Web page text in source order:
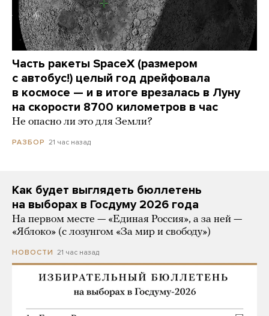
Часть ракеты SpaceX (размером
с автобус!) целый год дрейфовала
в космосе — и в итоге врезалась в Луну
на скорости 8700 километров в час
Не опасно ли это для Земли?
РАЗБОР 21 час назад
Как будет выглядеть бюллетень
на выборах в Госдуму 2026 года
На первом месте — «Единая Россия», а за ней —
«Яблоко» (с лозунгом «За мир и свободу»)
НОВОСТИ 21 час назад